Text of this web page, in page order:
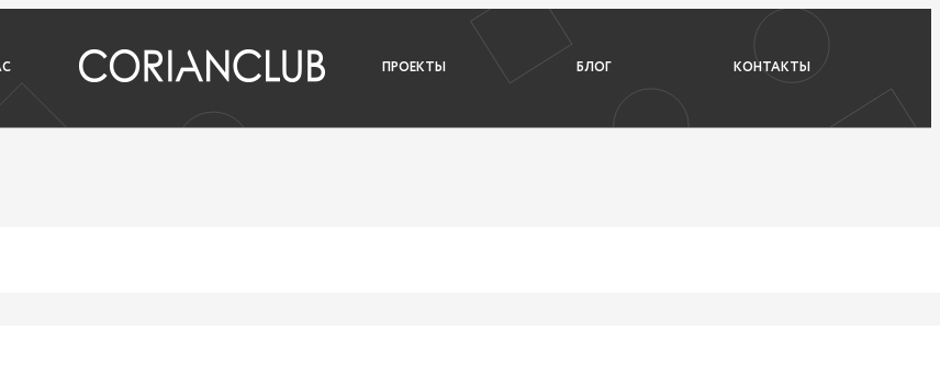
ПРОЕКТЫ БЛОГ КОНТАКТЫ